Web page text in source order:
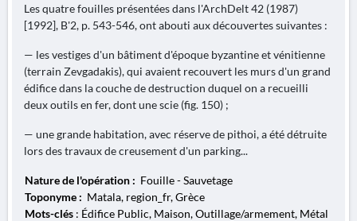
Les quatre fouilles présentées dans l'ArchDelt 42 (1987)
[1992], B'2, p. 543-546, ont abouti aux découvertes suivantes :
— les vestiges d'un bâtiment d'époque byzantine et vénitienne
(terrain Zevgadakis), qui avaient recouvert les murs d'un grand
édifice dans la couche de destruction duquel on a recueilli
deux outils en fer, dont une scie (fig. 150) ;
— une grande habitation, avec réserve de pithoi, a été détruite
lors des travaux de creusement d'un parking...
Nature de l'opération : Fouille - Sauvetage
Toponyme : Matala, region_fr, Grèce
Mots-clés : Édifice Public, Maison, Outillage/armement, Métal